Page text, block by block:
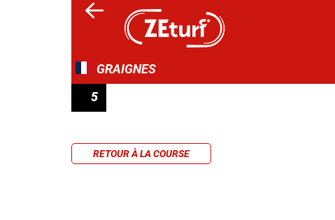
GRAIGNES
5
RETOUR À LA COURSE